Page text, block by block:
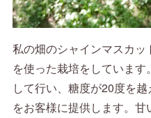
私の畑のシャインマスカ
を使った栽培をしていま
して行い、糖度が20度を
をお客様に提供します。